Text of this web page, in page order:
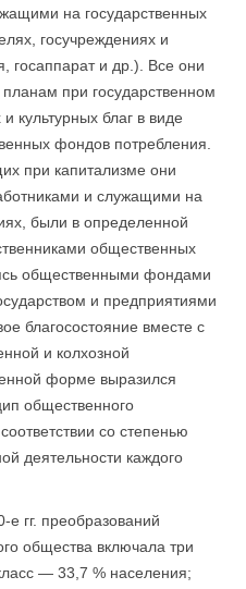
на государственных
госучреждениях и
госаппарат и др.). Все они
при государственном
культурных благ в виде
фондов потребления.
при капитализме они
и служащими на
были в определенной
общественных
общественными фондами
и предприятиями
благосостояние вместе с
и колхозной
форме выразился
общественного
со степенью
деятельности каждого
е гг. преобразований
общества включала три
— 33,7 % населения;